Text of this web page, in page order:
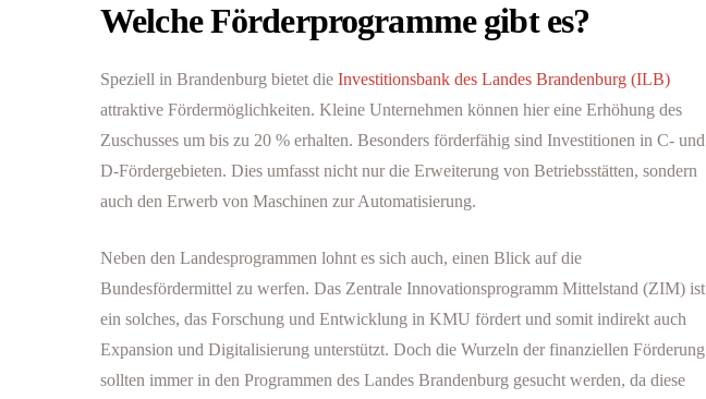
Welche Förderprogramme gibt es?
Speziell in Brandenburg bietet die Investitionsbank des Landes Brandenburg (ILB)
attraktive Fördermöglichkeiten. Kleine Unternehmen können hier eine Erhöhung des
Zuschusses um bis zu 20 % erhalten. Besonders förderfähig sind Investitionen in C- und
D-Fördergebieten. Dies umfasst nicht nur die Erweiterung von Betriebsstätten, sondern
auch den Erwerb von Maschinen zur Automatisierung.
Neben den Landesprogrammen lohnt es sich auch, einen Blick auf die
Bundesfördermittel zu werfen. Das Zentrale Innovationsprogramm Mittelstand (ZIM) ist
ein solches, das Forschung und Entwicklung in KMU fördert und somit indirekt auch
Expansion und Digitalisierung unterstützt. Doch die Wurzeln der finanziellen Förderung
sollten immer in den Programmen des Landes Brandenburg gesucht werden, da diese